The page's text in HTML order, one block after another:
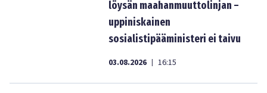
löysän maahanmuuttolinjan –
uppiniskainen
sosialistipääministeri ei taivu
03.08.2026 | 16:15